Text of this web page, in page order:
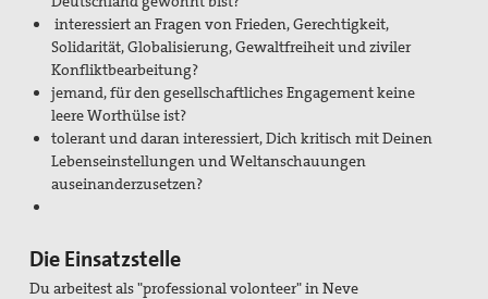
2015_Tagung: Der Krieg, die Kirchen und die Pazifisten
2014_Abschluss des diözesanen
Seligsprechungsprozesses
2012_125 Jahre Max Josef Metzger
Christliche Kriegsverweigerung und die Kirchen 1914
Ausstellung
interessiert an Fragen von Frieden, Gerechtigkeit,
Solidarität, Globalisierung, Gewaltfreiheit und ziviler
Konfliktbearbeitung?
jemand, für den gesellschaftliches Engagement keine
leere Worthülse ist?
tolerant und daran interessiert, Dich kritisch mit Deinen
Lebenseinstellungen und Weltanschauungen
auseinanderzusetzen?
Die Einsatzstelle
Du arbeitest als "professional volonteer" inNeve